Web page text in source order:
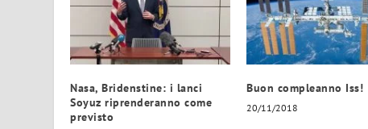
Nasa, Bridenstine: i lanci
Soyuz riprenderanno come
previsto
Buon compleanno Iss!
20/11/2018